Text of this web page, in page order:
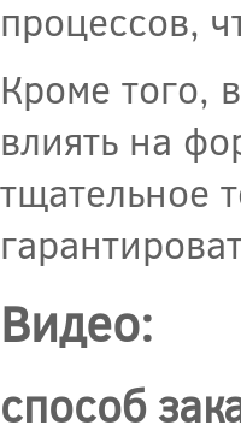
процессов,
Кроме того,
влиять на
тщательное
Видео:
способ